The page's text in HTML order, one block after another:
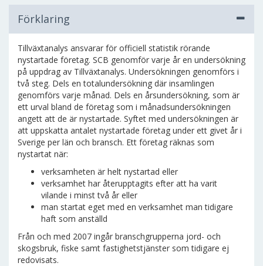
Förklaring
Tillväxtanalys ansvarar för officiell statistik rörande
nystartade företag. SCB genomför varje år en undersökning
på uppdrag av Tillväxtanalys. Undersökningen genomförs i
två steg. Dels en totalundersökning där insamlingen
genomförs varje månad. Dels en årsundersökning, som är
ett urval bland de företag som i månadsundersökningen
angett att de är nystartade. Syftet med undersökningen är
att uppskatta antalet nystartade företag under ett givet år i
Sverige per län och bransch. Ett företag räknas som
nystartat när:
verksamheten är helt nystartad eller
verksamhet har återupptagits efter att ha varit
vilande i minst två år eller
man startat eget med en verksamhet man tidigare
haft som anställd
Från och med 2007 ingår branschgrupperna jord- och
skogsbruk, fiske samt fastighetstjänster som tidigare ej
redovisats.